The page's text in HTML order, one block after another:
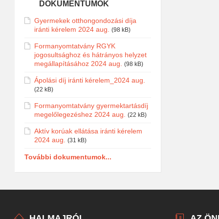
DOKUMENTUMOK
Gyermekek otthongondozási díja
iránti kérelem 2024 aug. (98 kB)
Formanyomtatvány RGYK
jogosultsághoz és hátrányos helyzet
megállapításához 2024 aug. (98 kB)
Ápolási díj iránti kérelem_2024 aug.
(22 kB)
Formanyomtatvány gyermektartásdíj
megelőlegezéshez 2024 aug. (22 kB)
Aktív korúak ellátása iránti kérelem
2024 aug. (31 kB)
További dokumentumok...